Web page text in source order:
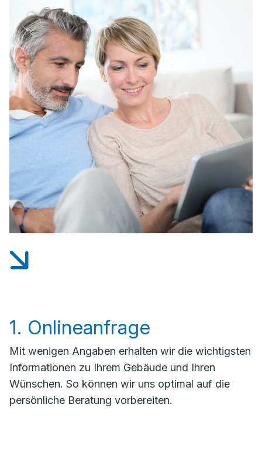
1. Onlineanfrage
Mit wenigen Angaben erhalten wir die wichtigsten
Informationen zu Ihrem Gebäude und Ihren
Wünschen. So können wir uns optimal auf die
persönliche Beratung vorbereiten.